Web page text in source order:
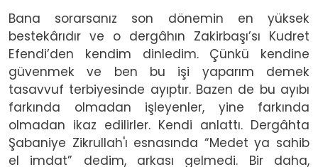
Bana sorarsanız son dönemin en yüksek
bestekârıdır ve o dergâhın Zakirbaşı’sı Kudret
Efendi’den kendim dinledim. Çünkü kendine
güvenmek ve ben bu işi yaparım demek
tasavvuf terbiyesinde ayıptır. Bazen de bu ayıbı
farkında olmadan işleyenler, yine farkında
olmadan ikaz edilirler. Kendi anlattı. Dergâhta
Şabaniye Zikrullah'ı esnasında “Medet ya sahib
el imdat” dedim, arkası gelmedi. Bir daha,